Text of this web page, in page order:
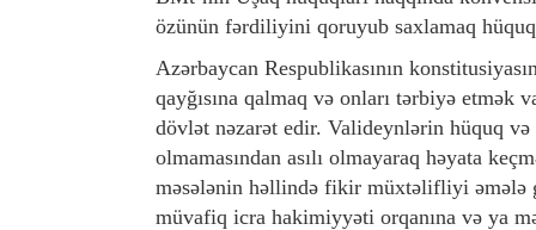
özünün fərdiliyini qoruyub saxlamaq
Azərbaycan Respublikasının
qayğısına qalmaq və onları tərbiyə
dövlət nəzarət edir. Valideynlərin hüquq
olmamasından asılı olmayaraq həyata
məsələnin həllində fikir müxtəlifliyi əmələ
müvafiq icra hakimiyyəti orqanına və ya